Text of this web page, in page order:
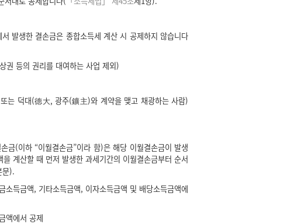
발생한 결손금은 종합소득세 계산 시 공제하지 않습니다
권 등의 권리를 대여하는 사업 제외)
는 덕대(德大, 광주(鑛主)와 계약을 맺고 채광하는 사람)
금(이하 “이월결손금”이라 함)은 해당 이월결손금이 발생
계산할 때 먼저 발생한 과세기간의 이월결손금부터 순서
문).
득금액, 기타소득금액, 이자소득금액 및 배당소득금액에
액에서 공제